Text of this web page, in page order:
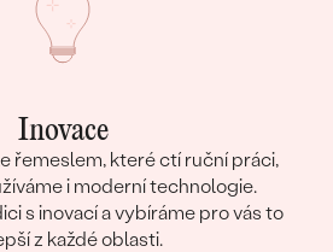
Inovace
řemeslem, které ctí ruční práci,
i moderní technologie.
s inovací a vybíráme pro vás to
z každé oblasti.